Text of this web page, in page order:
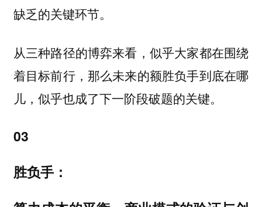
缺乏的关键环节。
从三种路径的博弈来看，似乎大家都在围绕
着目标前行，那么未来的额胜负手到底在哪
儿，似乎也成了下一阶段破题的关键。
03
胜负手：